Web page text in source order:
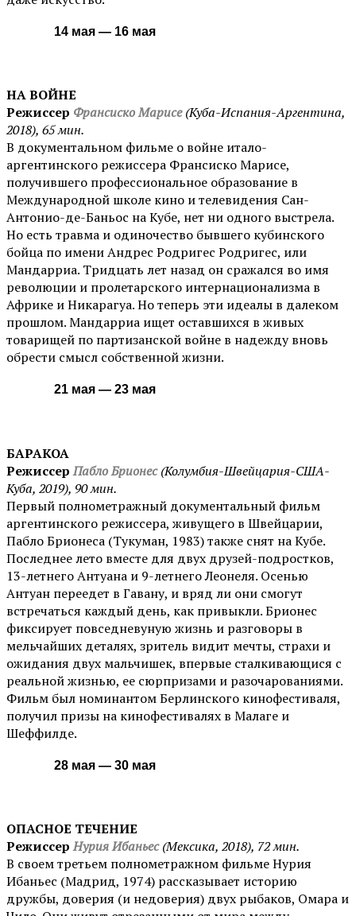
14 мая — 16 мая
НА ВОЙНЕ
Режиссер Франсиско Марисе (Куба-Испания-Аргентина,
2018), 65 мин.
В документальном фильме о войне итало-
аргентинского режиссера Франсиско Марисе,
получившего профессиональное образование в
Международной школе кино и телевидения Сан-
Антонио-де-Баньос на Кубе, нет ни одного выстрела.
Но есть травма и одиночество бывшего кубинского
бойца по имени Андрес Родригес Родригес, или
Мандарриа. Тридцать лет назад он сражался во имя
революции и пролетарского интернационализма в
Африке и Никарагуа. Но теперь эти идеалы в далеком
прошлом. Мандарриа ищет оставшихся в живых
товарищей по партизанской войне в надежду вновь
обрести смысл собственной жизни.
21 мая — 23 мая
БАРАКОА
РежиссерПабло Брионес (Колумбия-Швейцария-США-
Куба, 2019), 90 мин.
Первый полнометражный документальный фильм
аргентинского режиссера, живущего в Швейцарии,
Пабло Брионеса (Тукуман, 1983) также снят на Кубе.
Последнее лето вместе для двух друзей-подростков,
13-летнего Антуана и 9-летнего Леонеля. Осенью
Антуан переедет в Гавану, и вряд ли они смогут
встречаться каждый день, как привыкли. Брионес
фиксирует повседневуную жизнь и разговоры в
мельчайших деталях, зритель видит мечты, страхи и
ожидания двух мальчишек, впервые сталкивающися с
реальной жизнью, ее сюрпризами и разочарованиями.
Фильм был номинантом Берлинского кинофестиваля,
получил призы на кинофестивалях в Малаге и
Шеффилде.
28 мая — 30 мая
ОПАСНОЕ ТЕЧЕНИЕ
РежиссерНурия Ибаньес (Мексика, 2018), 72 мин.
В своем третьем полнометражном фильме Нурия
Ибаньес (Мадрид, 1974) рассказывает историю
дружбы, доверия (и недоверия) двух рыбаков, Омара и